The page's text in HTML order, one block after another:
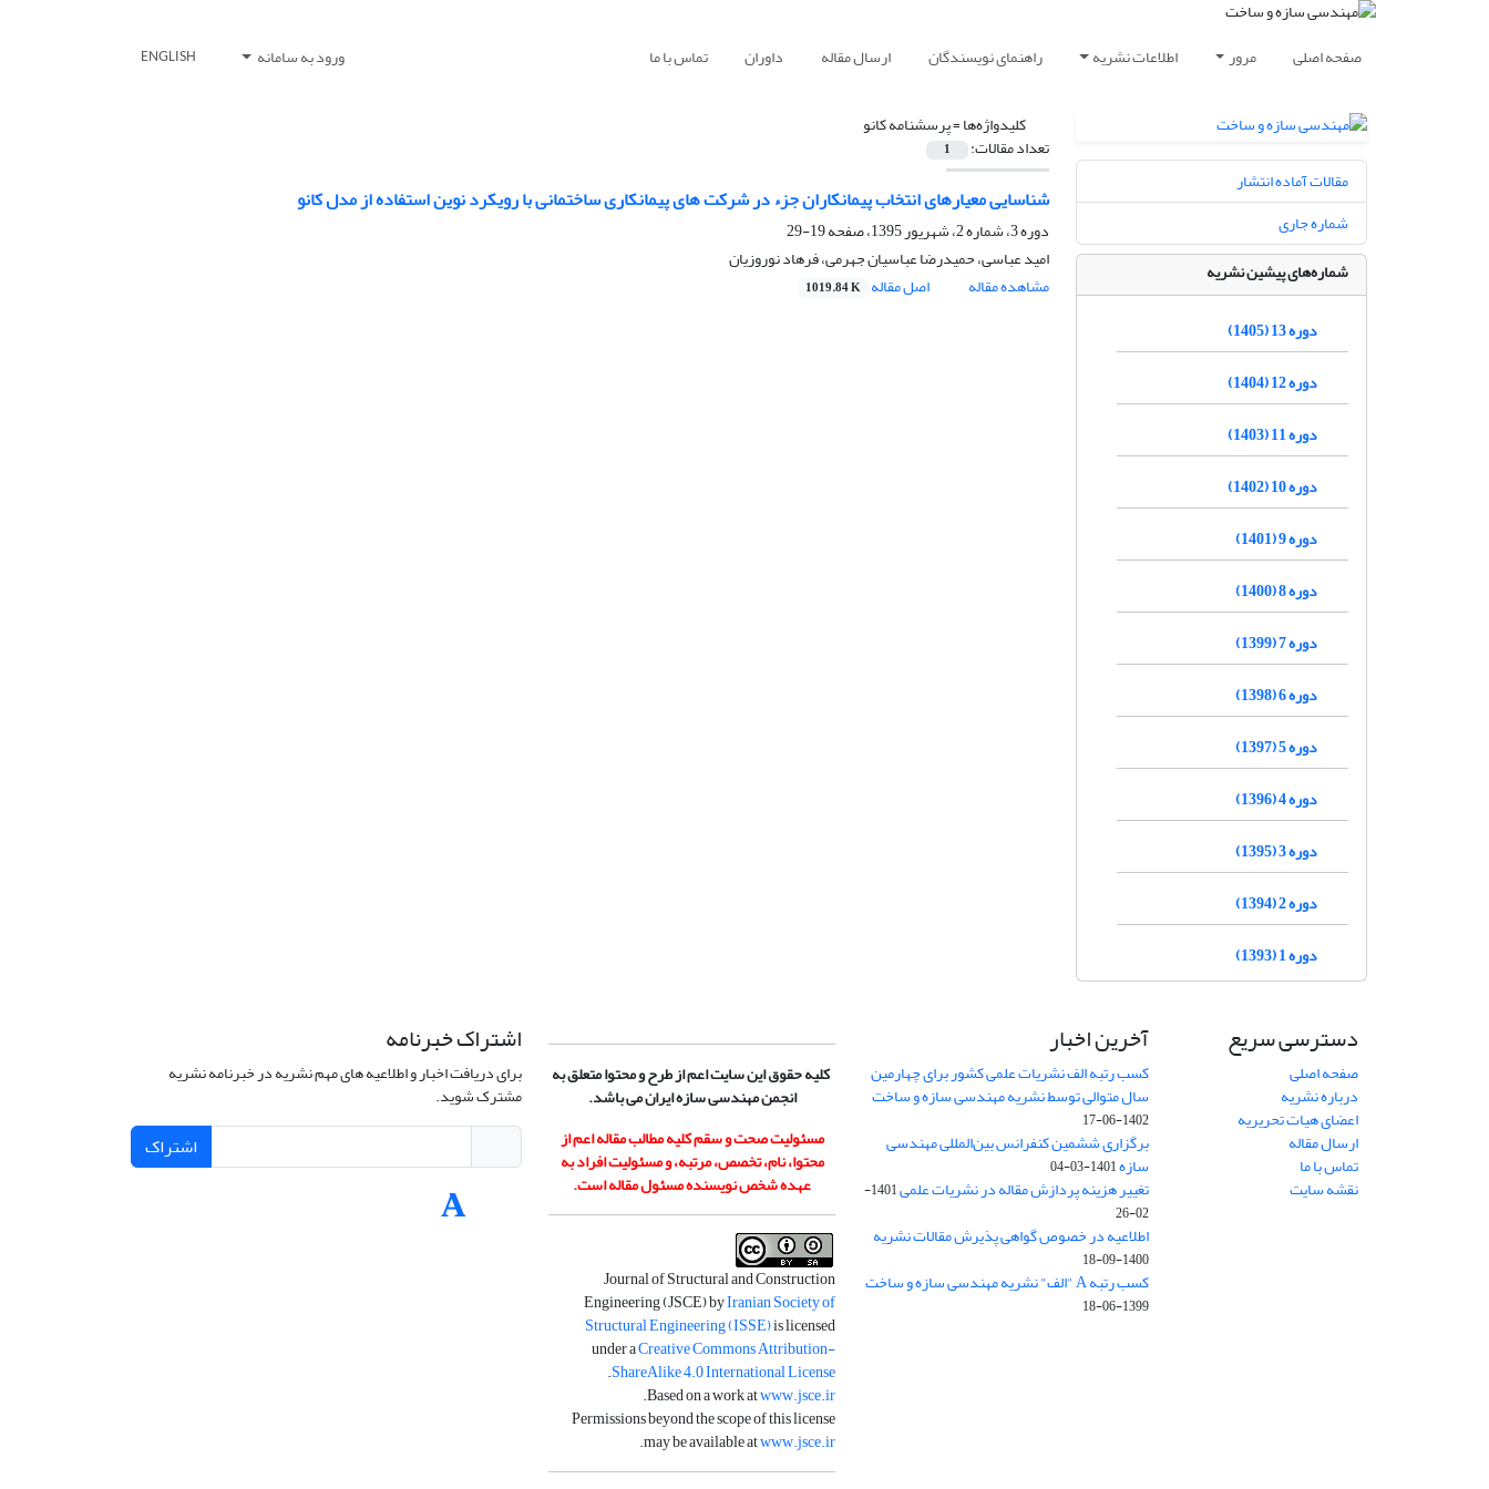
صفحه اصلی مرور اطلاعات نشریه راهنمای نویسندگان ارسال مقاله داوران تماس با ما ورود به سامانه ENGLISH
کلیدواژه‌ها =پرسشنامه کانو
تعداد مقالات: 1
شناسایی معیارهای انتخاب پیمانکاران جزء در شرکت های پیمانکاری ساختمانی با رویکرد نوین استفاده از مدل کانو
دوره 3، شماره 2، شهریور 1395، صفحه
19-29
امید عباسی، حمیدرضا عباسیان جهرمی، فرهاد نوروزیان
مشاهده مقاله
اصل مقاله 1019.84 K
مقالات آماده انتشار
شماره جاری
شماره‌های پیشین نشریه
دوره 13 (1405)
دوره 12 (1404)
دوره 11 (1403)
دوره 10 (1402)
دوره 9 (1401)
دوره 8 (1400)
دوره 7 (1399)
دوره 6 (1398)
دوره 5 (1397)
دوره 4 (1396)
دوره 3 (1395)
دوره 2 (1394)
دوره 1 (1393)
دسترسی سریع
صفحه اصلی
درباره نشریه
اعضای هیات تحریریه
ارسال مقاله
تماس با ما
نقشه سایت
آخرین اخبار
کسب رتبه الف نشریات علمی کشور برای چهارمین
سال متوالی توسط نشریه مهندسی سازه و ساخت
1402-06-17
برگزاری ششمین کنفرانس بین‌المللی مهندسی
سازه1401-03-04
تغییر هزینه پردازش مقاله در نشریات علمی
1401-
02-26
اطلاعیه در خصوص گواهی پذیرش مقالات نشریه
1400-09-18
کسب رتبه A "الف" نشریه مهندسی سازه و ساخت
1399-06-18
کلیه حقوق این سایت اعم از طرح و محتوا متعلق به
انجمن مهندسی سازه ایران می باشد.
مسئولیت صحت و سقم کلیه مطالب مقاله اعم از
محتوا، نام، تخصص، مرتبه، و مسئولیت افراد به
عهده شخص نویسنده مسئول مقاله است.
Journal of Structural and Construction
Engineering (JSCE) byIranian Society of
Structural Engineering (ISSE)is licensed
under aCreative Commons Attribution-
ShareAlike 4.0 International License
.
Based on a work atwww.jsce.ir
.
Permissions beyond the scope of this license
may be available atwww.jsce.ir
.
اشتراک خبرنامه
برای دریافت اخبار و اطلاعیه های مهم نشریه در خبرنامه نشریه
مشترک شوید.
اشتراک